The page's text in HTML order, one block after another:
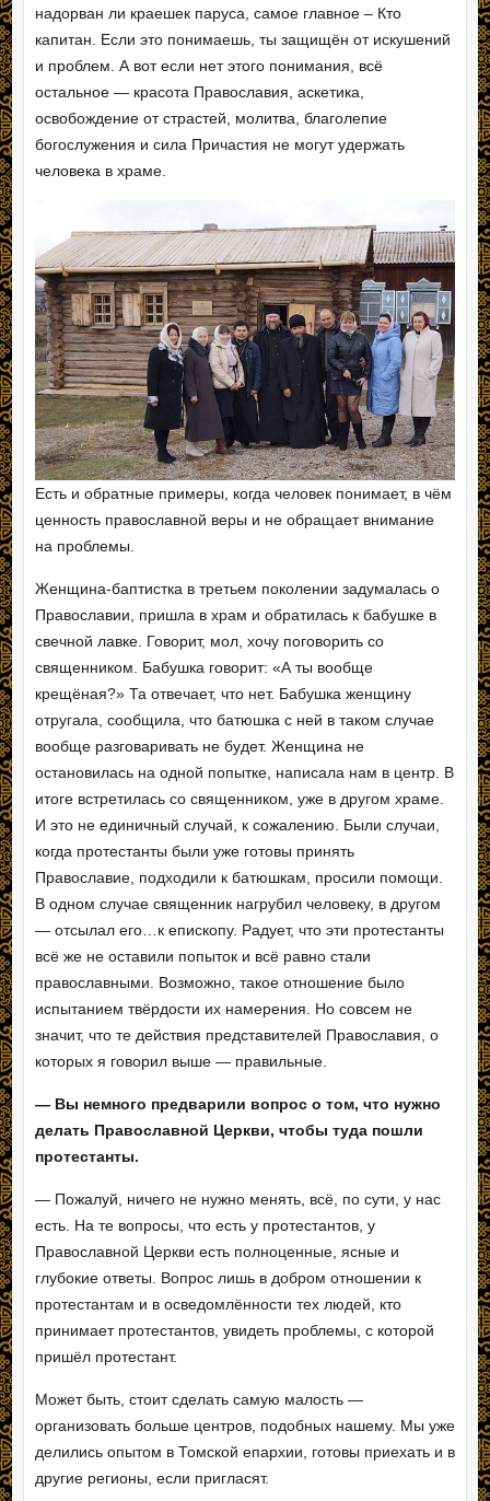
надорван ли краешек паруса, самое главное – Кто
капитан. Если это понимаешь, ты защищён от искушений
и проблем. А вот если нет этого понимания, всё
остальное — красота Православия, аскетика,
освобождение от страстей, молитва, благолепие
богослужения и сила Причастия не могут удержать
человека в храме.
Есть и обратные примеры, когда человек понимает, в чём
ценность православной веры и не обращает внимание
на проблемы.
Женщина-баптистка в третьем поколении задумалась о
Православии, пришла в храм и обратилась к бабушке в
свечной лавке. Говорит, мол, хочу поговорить со
священником. Бабушка говорит: «А ты вообще
крещёная?» Та отвечает, что нет. Бабушка женщину
отругала, сообщила, что батюшка с ней в таком случае
вообще разговаривать не будет. Женщина не
остановилась на одной попытке, написала нам в центр. В
итоге встретилась со священником, уже в другом храме.
И это не единичный случай, к сожалению. Были случаи,
когда протестанты были уже готовы принять
Православие, подходили к батюшкам, просили помощи.
В одном случае священник нагрубил человеку, в другом
— отсылал его…к епископу. Радует, что эти протестанты
всё же не оставили попыток и всё равно стали
православными. Возможно, такое отношение было
испытанием твёрдости их намерения. Но совсем не
значит, что те действия представителей Православия, о
которых я говорил выше — правильные.
— Вы немного предварили вопрос о том, что нужно
делать Православной Церкви, чтобы туда пошли
протестанты.
— Пожалуй, ничего не нужно менять, всё, по сути, у нас
есть. На те вопросы, что есть у протестантов, у
Православной Церкви есть полноценные, ясные и
глубокие ответы. Вопрос лишь в добром отношении к
протестантам и в осведомлённости тех людей, кто
принимает протестантов, увидеть проблемы, с которой
пришёл протестант.
Может быть, стоит сделать самую малость —
организовать больше центров, подобных нашему. Мы уже
делились опытом в Томской епархии, готовы приехать и в
другие регионы, если пригласят.